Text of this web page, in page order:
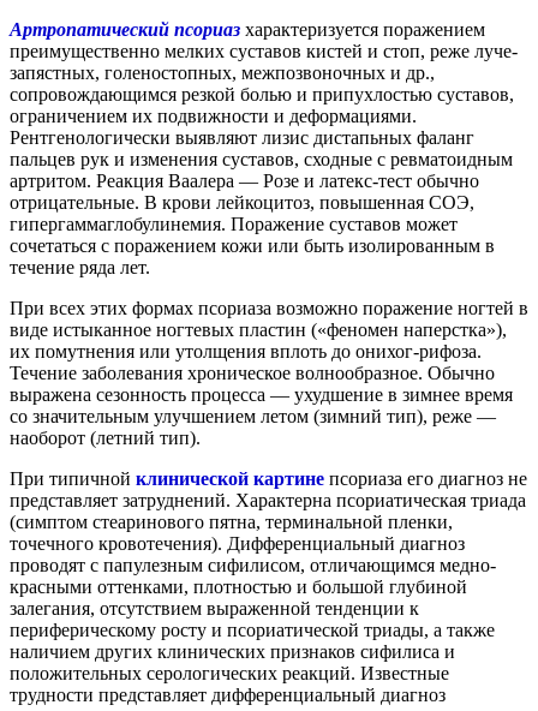
Артропатический псориаз характеризуется поражением
преимущественно мелких суставов кистей и стоп, реже луче-
запястных, голеностопных, межпозвоночных и др.,
сопровождающимся резкой болью и припухлостью суставов,
ограничением их подвижности и деформациями.
Рентгенологически выявляют лизис дистапьных фаланг
пальцев рук и изменения суставов, сходные с ревматоидным
артритом. Реакция Ваалера — Розе и латекс-тест обычно
отрицательные. В крови лейкоцитоз, повышенная СОЭ,
гипергаммаглобулинемия. Поражение суставов может
сочетаться с поражением кожи или быть изолированным в
течение ряда лет.
При всех этих формах псориаза возможно поражение ногтей в
виде истыканное ногтевых пластин («феномен наперстка»),
их помутнения или утолщения вплоть до онихог-рифоза.
Течение заболевания хроническое волнообразное. Обычно
выражена сезонность процесса — ухудшение в зимнее время
со значительным улучшением летом (зимний тип), реже —
наоборот (летний тип).
При типичной клинической картине псориаза его диагноз не
представляет затруднений. Характерна псориатическая триада
(симптом стеаринового пятна, терминальной пленки,
точечного кровотечения). Дифференциальный диагноз
проводят с папулезным сифилисом, отличающимся медно-
красными оттенками, плотностью и большой глубиной
залегания, отсутствием выраженной тенденции к
периферическому росту и псориатической триады, а также
наличием других клинических признаков сифилиса и
положительных серологических реакций. Известные
трудности представляет дифференциальный диагноз